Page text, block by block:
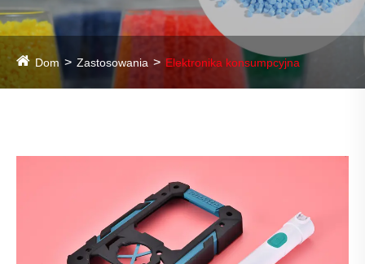
Dom Zastosowania Elektronika konsumpcyjna